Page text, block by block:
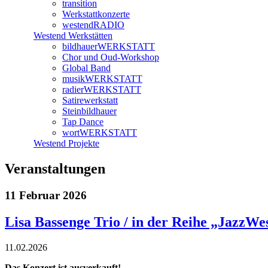
transition
Werkstattkonzerte
westendRADIO
Westend Werkstätten
bildhauerWERKSTATT
Chor und Oud-Workshop
Global Band
musikWERKSTATT
radierWERKSTATT
Satirewerkstatt
Steinbildhauer
Tap Dance
wortWERKSTATT
Westend Projekte
Veranstaltungen
11 Februar 2026
Lisa Bassenge Trio / in der Reihe
11.02.2026